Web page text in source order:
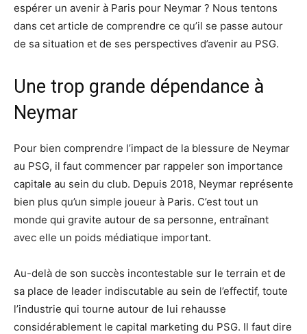
espérer un avenir à Paris pour Neymar ? Nous tentons
dans cet article de comprendre ce qu’il se passe autour
de sa situation et de ses perspectives d’avenir au PSG.
Une trop grande dépendance à
Neymar
Pour bien comprendre l’impact de la blessure de Neymar
au PSG, il faut commencer par rappeler son importance
capitale au sein du club. Depuis 2018, Neymar représente
bien plus qu’un simple joueur à Paris. C’est tout un
monde qui gravite autour de sa personne, entraînant
avec elle un poids médiatique important.
Au-delà de son succès incontestable sur le terrain et de
sa place de leader indiscutable au sein de l’effectif, toute
l’industrie qui tourne autour de lui rehausse
considérablement le capital marketing du PSG. Il faut dire